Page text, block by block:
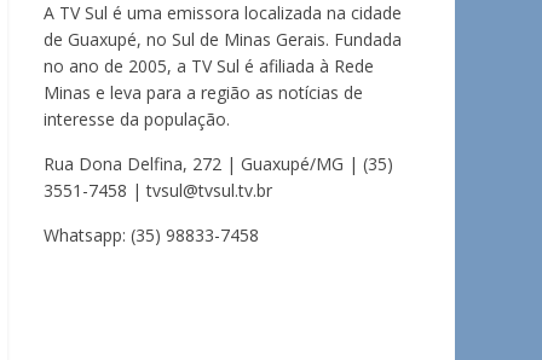
A TV Sul é uma emissora localizada na cidade
de Guaxupé, no Sul de Minas Gerais. Fundada
no ano de 2005, a TV Sul é afiliada à Rede
Minas e leva para a região as notícias de
interesse da população.
Rua Dona Delfina, 272 | Guaxupé/MG | (35)
3551-7458 | tvsul@tvsul.tv.br
Whatsapp: (35) 98833-7458